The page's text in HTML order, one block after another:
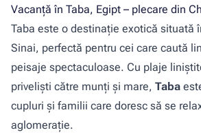
Vacanță în Taba, Egipt – plecare din
Taba este o destinație exotică situată
Sinai, perfectă pentru cei care caută
peisaje spectaculoase. Cu plaje
priveliști către munți și mare, Taba
cupluri și familii care doresc să se
aglomerație.